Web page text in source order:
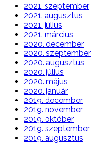
2021. szeptember
2021. augusztus
2021. július
2021. március
2020. december
2020. szeptember
2020. augusztus
2020. július
2020. május
2020. január
2019. december
2019. november
2019. október
2019. szeptember
2019. augusztus